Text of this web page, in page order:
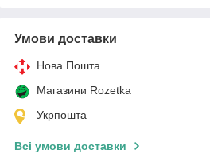
Умови доставки
Нова Пошта
Магазини Rozetka
Укрпошта
Всі умови доставки